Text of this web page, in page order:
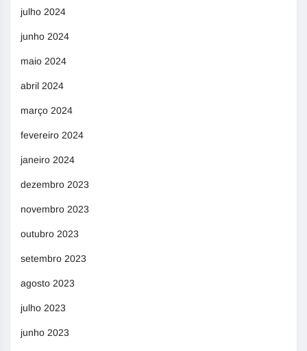
julho 2024
junho 2024
maio 2024
abril 2024
março 2024
fevereiro 2024
janeiro 2024
dezembro 2023
novembro 2023
outubro 2023
setembro 2023
agosto 2023
julho 2023
junho 2023